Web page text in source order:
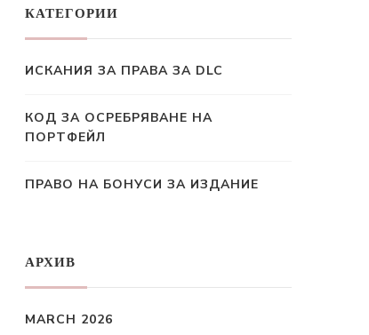
КАТЕГОРИИ
ИСКАНИЯ ЗА ПРАВА ЗА DLC
КОД ЗА ОСРЕБРЯВАНЕ НА
ПОРТФЕЙЛ
ПРАВО НА БОНУСИ ЗА ИЗДАНИЕ
АРХИВ
MARCH 2026